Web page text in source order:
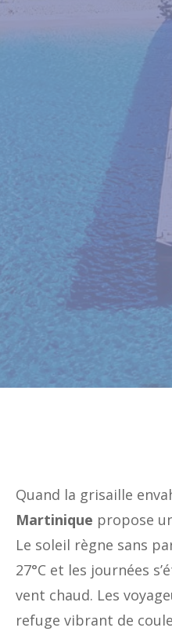
Quand la grisaille
Martinique propose
Le soleil règne sans
27°C et les journées
vent chaud. Les
refuge vibrant de